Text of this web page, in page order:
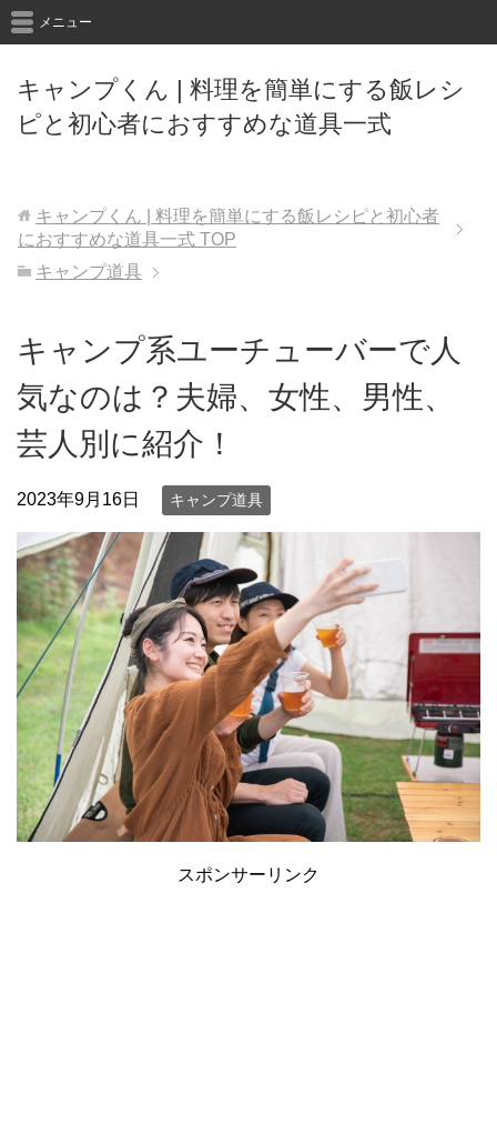
キャンプくん | 料理を簡単にする飯レシ
ピと初心者におすすめな道具一式
メニュー
キャンプくん | 料理を簡単にする飯レシピと初心者
におすすめな道具一式 TOP
キャンプ道具
キャンプ系ユーチューバーで人
気なのは？夫婦、女性、男性、
芸人別に紹介！
2023年9月16日 キャンプ道具
スポンサーリンク